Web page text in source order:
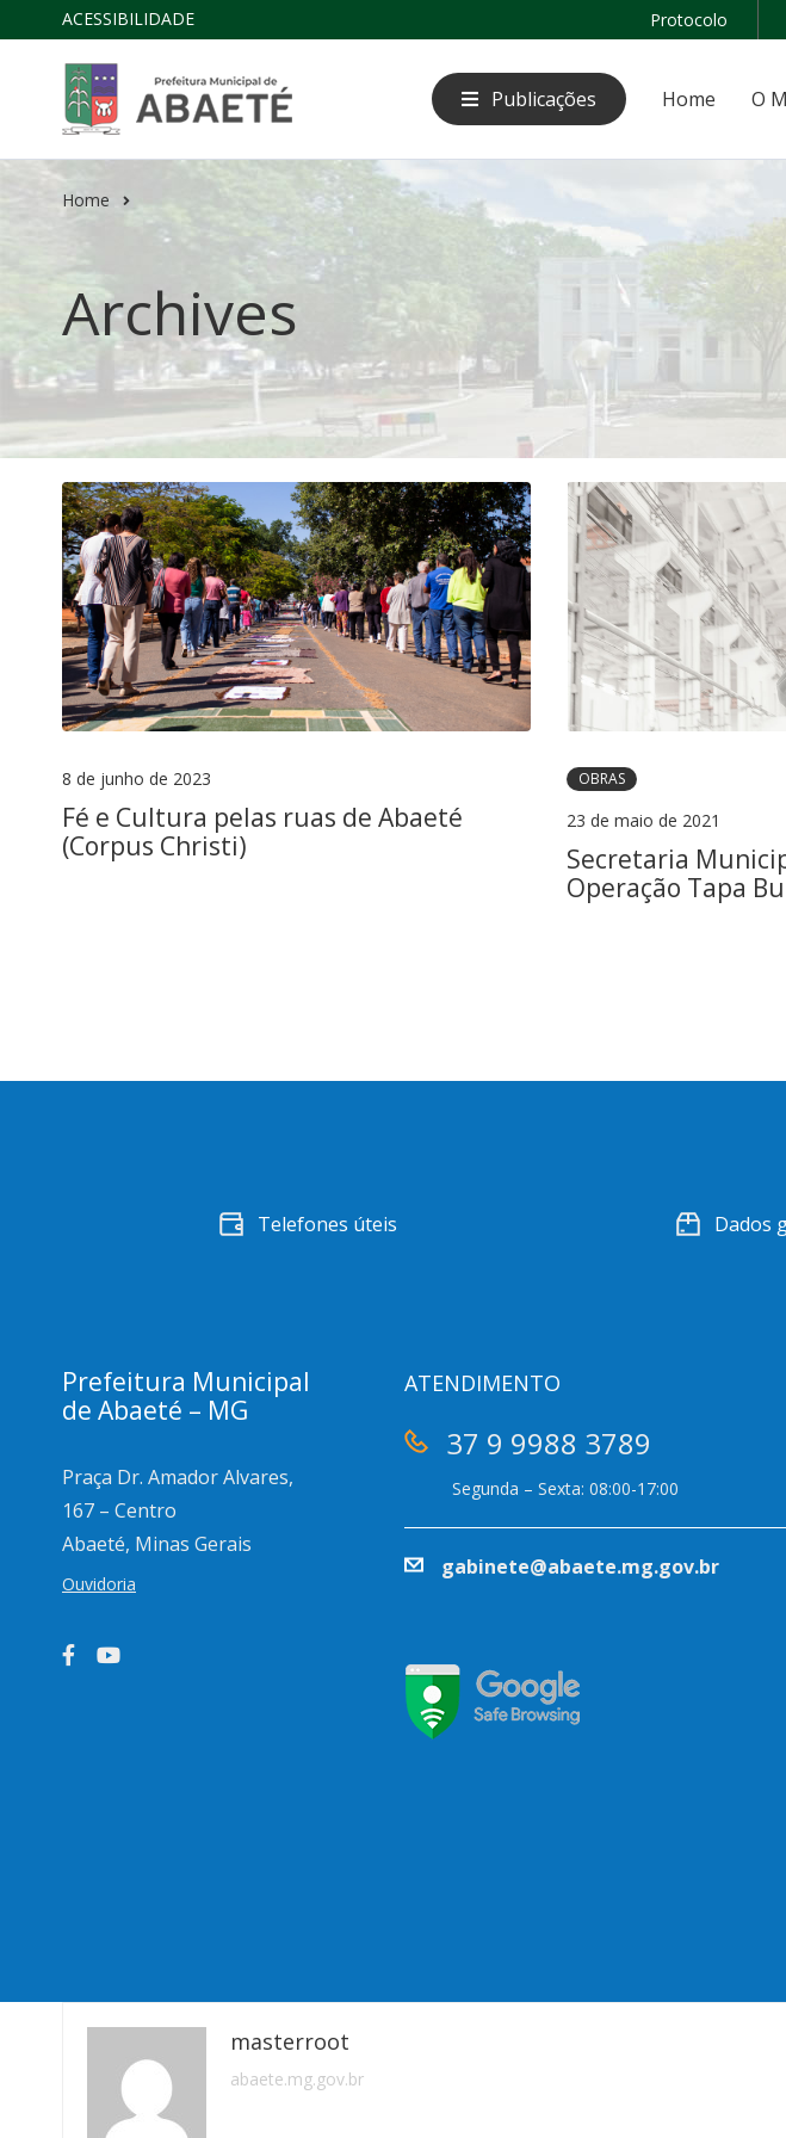
ACESSIBILIDADE Protocolo
Publicações Home O
Home
Archives
8 de junho de 2023
Fé e Cultura pelas ruas de Abaeté
(Corpus Christi)
OBRAS
23 de maio de 2021
Secretaria
Operação Tapa
Telefones úteis Dados
Prefeitura Municipal
de Abaeté – MG
Praça Dr. Amador Alvares,
167 – Centro
Abaeté, Minas Gerais
Ouvidoria
ATENDIMENTO
37 9 9988 3789
Segunda – Sexta: 08:00-17:00
gabinete@abaete.mg.gov.br
masterroot
abaete.mg.gov.br